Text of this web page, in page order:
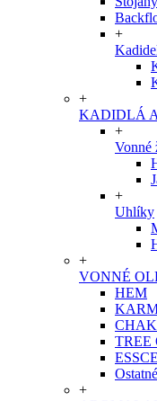
+
+
KADIDLÁ
+
Vonné
+
Uhlíky
+
VONNÉ
HEM
TREE
Ostatné
+